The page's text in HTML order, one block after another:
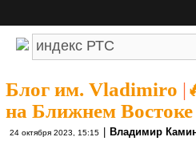
Блог им. Vladimiro |
на Ближнем
24 октября 2023, 15:15 Владимир